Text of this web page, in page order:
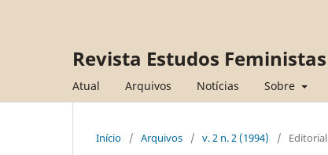
Revista Estudos Feministas
Atual Arquivos Notícias Sobre
Início / Arquivos / v. 2 n. 2 (1994) / Editorial